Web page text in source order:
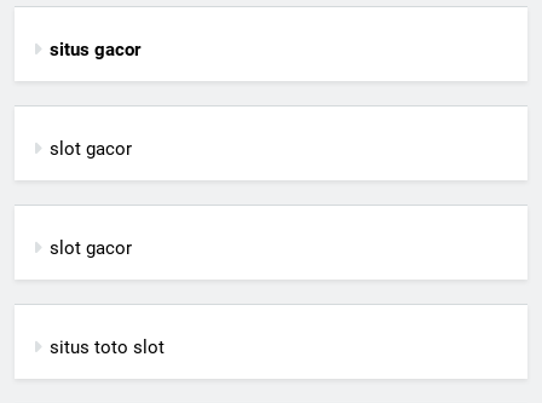
situs gacor
slot gacor
slot gacor
situs toto slot